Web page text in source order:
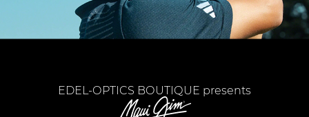
EDEL-OPTICS BOUTIQUE presents